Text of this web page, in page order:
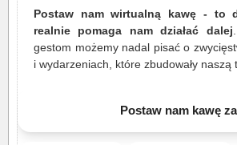
Postaw nam wirtualną kawę - to
realnie pomaga nam działać dalej
gestom możemy nadal pisać o
i wydarzeniach, które zbudowały naszą
Postaw nam kawę